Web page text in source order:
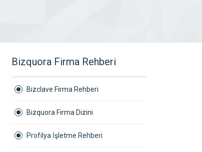
Bizquora Firma Rehberi
Bizclave Firma Rehberi
Bizquora Firma Dizini
Profilya İşletme Rehberi